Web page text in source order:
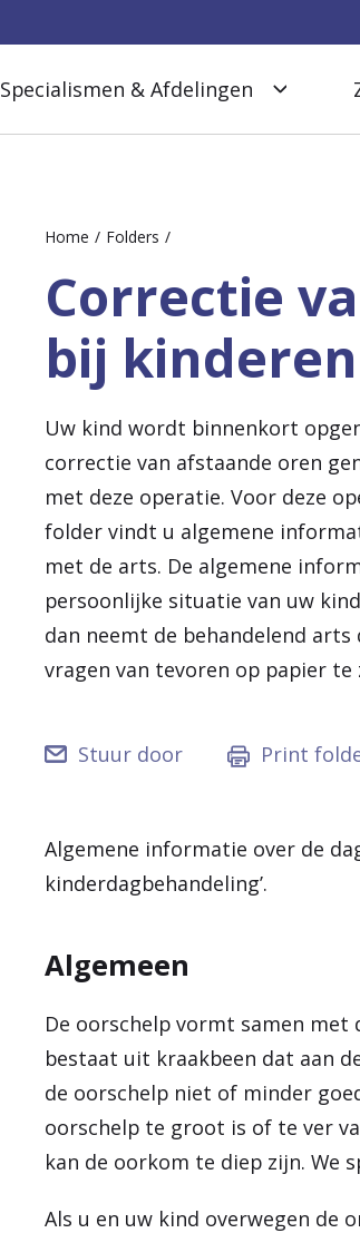
Specialismen & Afdelingen
Home Folders
Correctie
bij kinderen
Uw kind wordt binnenkort
correctie van afstaande oren
met deze operatie. Voor deze
folder vindt u algemene
met de arts. De algemene
persoonlijke situatie van uw
dan neemt de behandelend
vragen van tevoren op papier te
Stuur door Print
Algemene informatie over de
kinderdagbehandeling’.
Algemeen
De oorschelp vormt samen
bestaat uit kraakbeen dat aan
de oorschelp niet of minder
oorschelp te groot is of te ver
kan de oorkom te diep zijn. We
Als u en uw kind overwegen de